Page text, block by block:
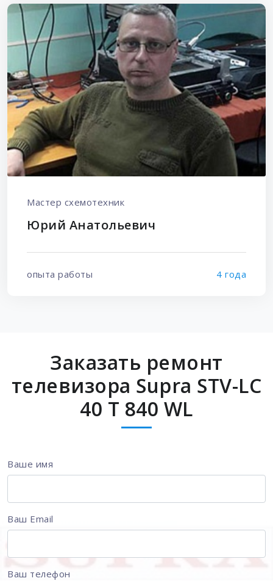
Мастер схемотехник
Юрий Анатольевич
опыта работы 4 года
Заказать ремонт
телевизора Supra STV-LC
40 T 840 WL
Ваше имя
Ваш Email
Ваш телефон